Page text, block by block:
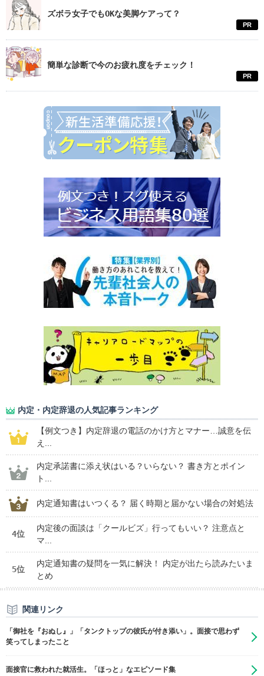
ズボラ女子でもOKな美脚ケアって？
PR
簡単な診断で今のお疲れ度をチェック！
PR
内定・内定辞退の人気記事ランキング
【例文つき】内定辞退の電話のかけ方とマナー…誠意を伝
え...
内定承諾書に添え状はいる？いらない？ 書き方とポイン
ト...
内定通知書はいつくる？ 届く時期と届かない場合の対処法
4位
内定後の面談は「クールビズ」行ってもいい？ 注意点と
マ...
5位
内定通知書の疑問を一気に解決！ 内定が出たら読みたいま
とめ
関連リンク
「御社を『おぬし』」「タンクトップの彼氏が付き添い」。面接で思わず
笑ってしまったこと
面接官に救われた就活生。「ほっと」なエピソード集